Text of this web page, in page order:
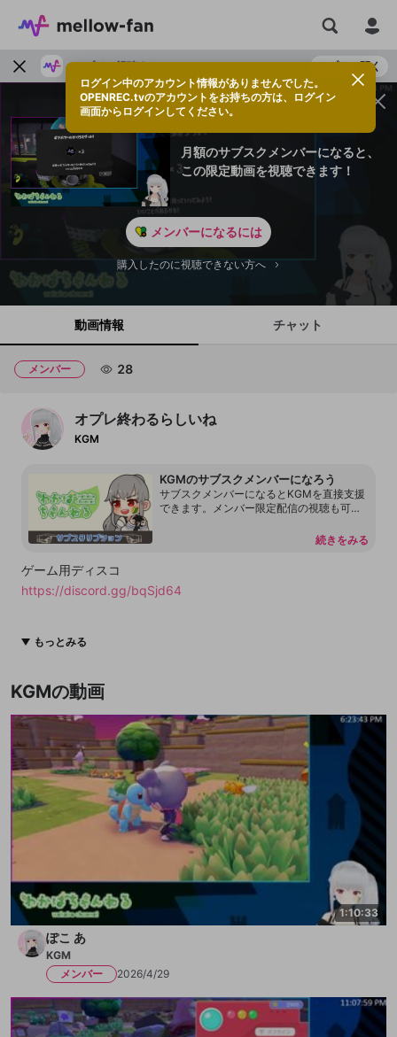
アプリで視聴する アプリで開く
月額のサブスクメンバーになると、
この限定動画を視聴できます！
メンバーになるには
購入したのに視聴できない方へ
動画情報 チャット
メンバー 28
オプレ終わるらしいね
KGM
KGMのサブスクメンバーになろう
サブスクメンバーになるとKGMを直接支援
できます。メンバー限定配信の視聴も可能
続きをみる
ゲーム用ディスコ
https://discord.gg/bqSjd64
https://twitter.com/kgm00
YouTubeチャンネル
https://www.youtube.com/c/KGMGames
もっとみる
KGMの動画
1:10:33
ぽこ あ
KGM
メンバー
2026/4/29
ログイン中のアカウント情報がありませんでした。
OPENREC.tvのアカウントをお持ちの方は、ログイン
画面からログインしてください。